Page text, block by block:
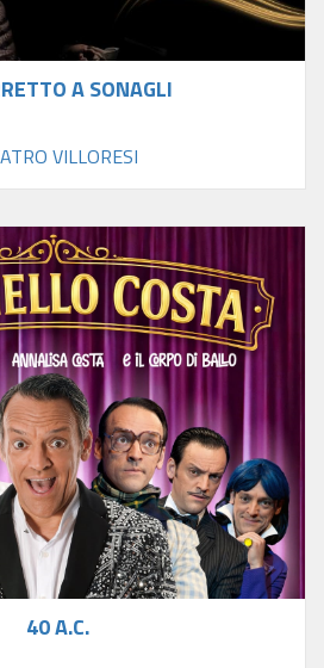
A SONAGLI
VILLORESI
40 A.C.